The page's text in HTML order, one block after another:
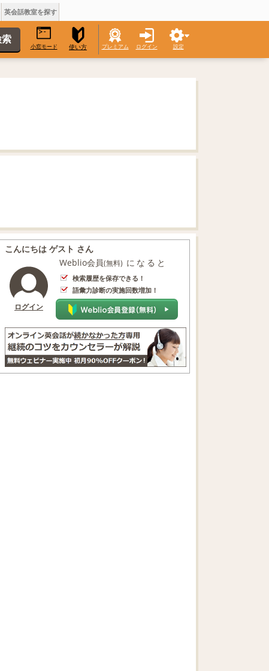
英会話教室を探す
小窓モード 使い方 プレミアム ログイン 設定
こんにちは ゲスト さん
ログイン
Weblio会員(無料) になると
検索履歴を保存できる！
語彙力診断の実施回数増加！